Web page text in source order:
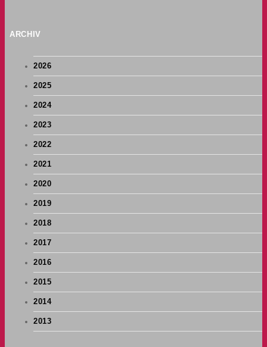
ARCHIV
2026
2025
2024
2023
2022
2021
2020
2019
2018
2017
2016
2015
2014
2013